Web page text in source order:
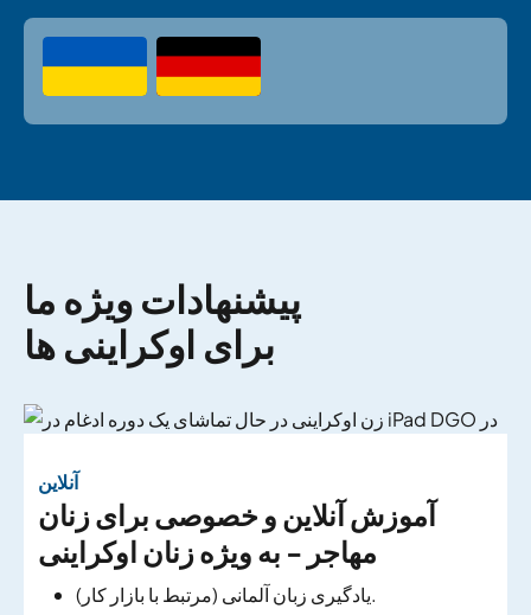
پیشنهادات ویژه ما
برای اوکراینی ها
آنلاین
آموزش آنلاین و خصوصی برای زنان
مهاجر - به ویژه زنان اوکراینی
یادگیری زبان آلمانی (مرتبط با بازار کار).